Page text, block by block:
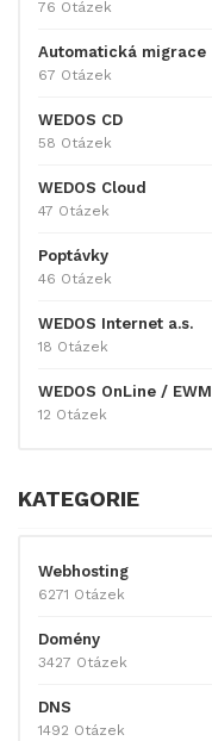
76 Otázek
Automatická migrace
67 Otázek
WEDOS CD
58 Otázek
WEDOS Cloud
47 Otázek
Poptávky
46 Otázek
WEDOS Internet a.s.
18 Otázek
WEDOS OnLine / EWM
12 Otázek
KATEGORIE
Webhosting
6271 Otázek
Domény
3427 Otázek
DNS
1492 Otázek